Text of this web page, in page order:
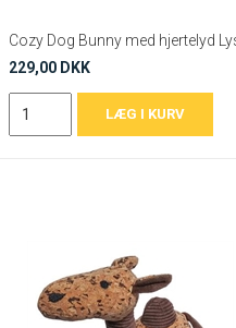
229,00 DKK